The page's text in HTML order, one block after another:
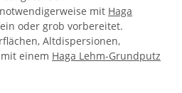
mit Haga
oder grob vorbereitet.
Altdispersionen,
einem Haga Lehm-Grundputz